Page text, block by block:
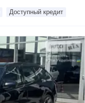
Доступный кредит